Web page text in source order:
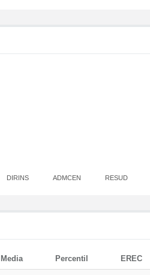
DIRINS ADMCEN RESUD
Media Percentil EREC